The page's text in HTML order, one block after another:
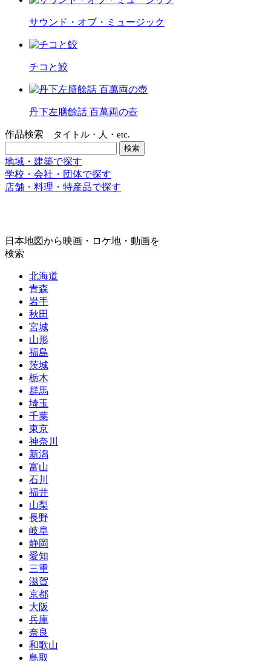
サウンド・オブ・ミュージック
チコと鮫
丹下左膳餘話 百萬両の壺
作品検索 タイトル・人・etc.
地域・建築で探す
学校・会社・団体で探す
店舗・料理・特産品で探す
日本地図から映画・ロケ地・動画を
検索
北海道
青森
岩手
秋田
宮城
山形
福島
茨城
栃木
群馬
埼玉
千葉
東京
神奈川
新潟
富山
石川
福井
山梨
長野
岐阜
静岡
愛知
三重
滋賀
京都
大阪
兵庫
奈良
和歌山
鳥取